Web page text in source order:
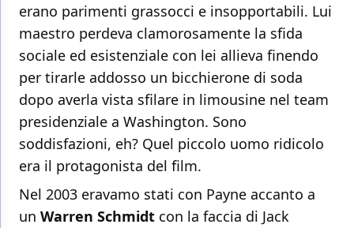
erano parimenti grassocci e insopportabili. Lui
maestro perdeva clamorosamente la sfida
sociale ed esistenziale con lei allieva finendo
per tirarle addosso un bicchierone di soda
dopo averla vista sfilare in limousine nel team
presidenziale a Washington. Sono
soddisfazioni, eh? Quel piccolo uomo ridicolo
era il protagonista del film.
Nel 2003 eravamo stati con Payne accanto a
un Warren Schmidt con la faccia di Jack